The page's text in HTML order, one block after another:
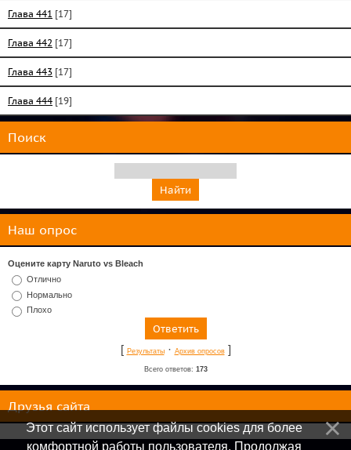
Глава 441 [17]
Глава 442 [17]
Глава 443 [17]
Глава 444 [19]
Поиск
Наш опрос
Оцените карту Naruto vs Bleach
Отлично
Нормально
Плохо
[ Результаты· Архив опросов]
Всего ответов: 173
Друзья сайта
Этот сайт использует файлы cookies для более
комфортной работы пользователя. Продолжая